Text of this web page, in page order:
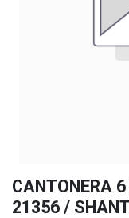
CANTONERA
21356 /